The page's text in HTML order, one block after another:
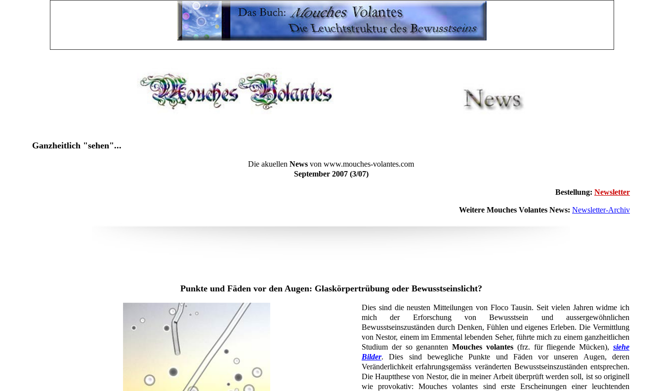
Ganzheitlich "sehen"...
Die akuellen News von www.mouches-volantes.com
September 2007 (3/07)
Bestellung: Newsletter
Weitere Mouches Volantes News: Newsletter-Archiv
Punkte und Fäden vor den Augen: Glaskörpertrübung oder Bewusstseinslicht?
Dies sind die neusten Mitteilungen von Floco Tausin. Seit vielen Jahren widme ich
mich der Erforschung von Bewusstsein und aussergewöhnlichen
Bewusstseinszuständen durch Denken, Fühlen und eigenes Erleben. Die Vermittlung
von Nestor, einem im Emmental lebenden Seher, führte mich zu einem ganzheitlichen
Studium der so genanntenMouches volantes (frz. für fliegende Mücken),siehe
Bilder. Dies sind bewegliche Punkte und Fäden vor unseren Augen, deren
Veränderlichkeit erfahrungsgemäss veränderten Bewusstseinszuständen entsprechen.
Die Hauptthese von Nestor, die in meiner Arbeit überprüft werden soll, ist so originell
wie provokativ: Mouches volantes sind erste Erscheinungen einer leuchtenden